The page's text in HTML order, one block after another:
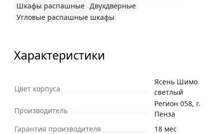
Шкафы распашные Двухдверные
Угловые распашные шкафы
Характеристики
Цвет корпуса
Ясень Шимо
светлый
Производитель
Регион 058, г.
Пенза
Гарантия производителя
18 мес